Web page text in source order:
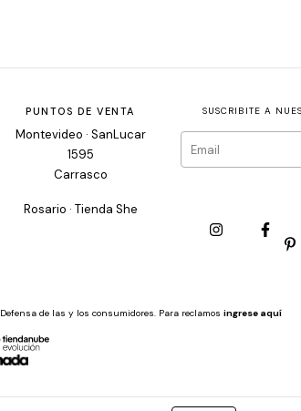
PUNTOS DE VENTA
Montevideo · SanLucar
1595
Carrasco
Rosario · Tienda She
SUSCRIBITE A
Defensa de las y los consumidores. Para reclamos ingrese aquí